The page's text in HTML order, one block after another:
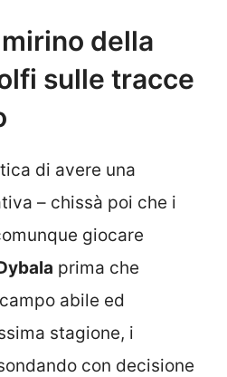
della
sulle tracce
di avere una
– chissà poi che i
giocare
prima che
abile ed
stagione, i
con decisione